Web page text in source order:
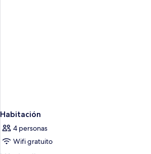
Habitación
4 personas
Wifi gratuito